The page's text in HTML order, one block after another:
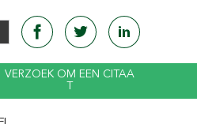
VERZOEK OM EEN CITAA